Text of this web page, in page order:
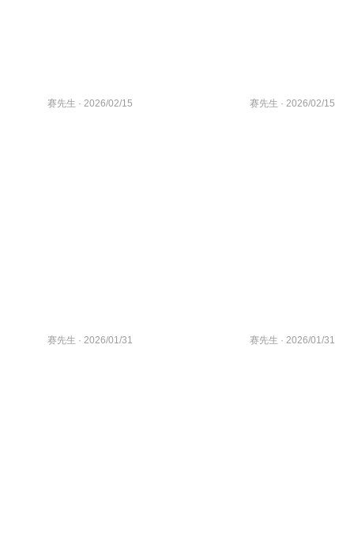
赛先生 · 2026/02/15 赛先生 · 2026/02/15
赛先生 · 2026/01/31 赛先生 · 2026/01/31